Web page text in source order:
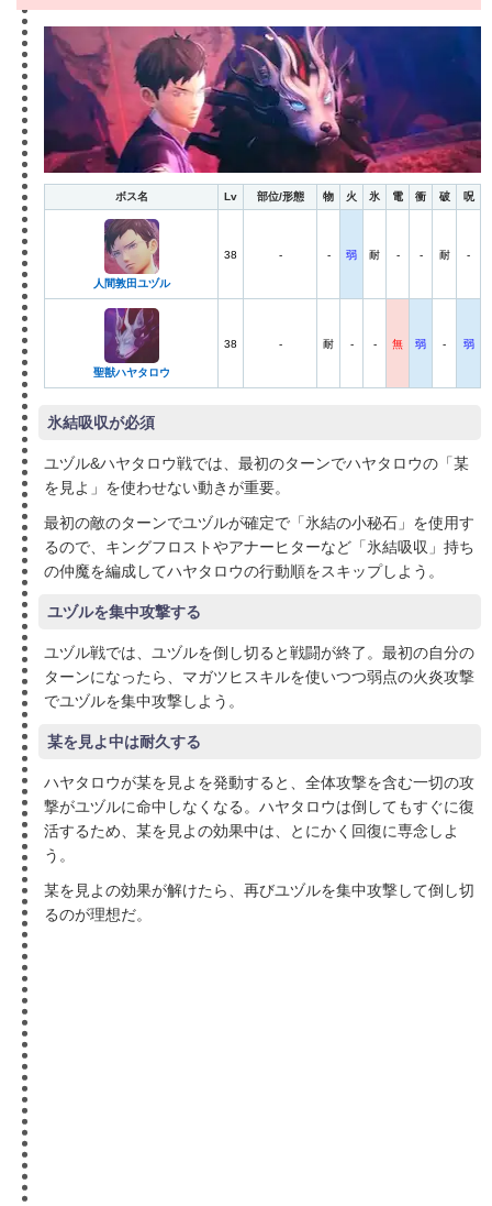
ボス名 Lv 部位/形態 物 火 氷 電 衝 破 呪
人間敦田ユヅル
38 - - 弱 耐 - - 耐 -
聖獣ハヤタロウ
38 - 耐 - - 無 弱 - 弱
氷結吸収が必須
ユヅル&ハヤタロウ戦では、最初のターンでハヤタロウの「某
を見よ」を使わせない動きが重要。
最初の敵のターンでユヅルが確定で「氷結の小秘石」を使用す
るので、キングフロストやアナーヒターなど「氷結吸収」持ち
の仲魔を編成してハヤタロウの行動順をスキップしよう。
ユヅルを集中攻撃する
ユヅル戦では、ユヅルを倒し切ると戦闘が終了。最初の自分の
ターンになったら、マガツヒスキルを使いつつ弱点の火炎攻撃
でユヅルを集中攻撃しよう。
某を見よ中は耐久する
ハヤタロウが某を見よを発動すると、全体攻撃を含む一切の攻
撃がユヅルに命中しなくなる。ハヤタロウは倒してもすぐに復
活するため、某を見よの効果中は、とにかく回復に専念しよ
う。
某を見よの効果が解けたら、再びユヅルを集中攻撃して倒し切
るのが理想だ。